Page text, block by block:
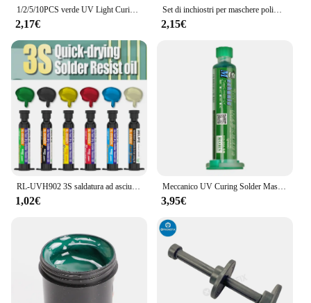
1/2/5/10PCS verde UV Light Curing BGA PCB maschera di saldatura inchiostro prevenire Arcing corrosivo olio UV verde per saldatura madre PCB del telefono
2,17€
Set di inchiostri per maschere polimerizzanti fotosensibili UV verdi Set di inchiostri per pasta saldante curabili olio BGA PCB Circuit Board strumento di riparazione del flusso di saldatura
2,15€
RL-UVH902 3S saldatura ad asciugatura rapida resistere all'olio polimerizzazione UV maschera di saldatura isolamento riparare il circuito PCB e componenti danneggiati
1,02€
Meccanico UV Curing Solder Mask Ink Black/Green BGA Oil prevenire l'inarcamento corrosivo per strumenti di riparazione della scheda madre del PCB del telefono cellulare
3,95€